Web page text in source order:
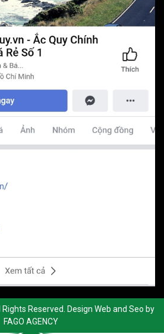
Reserved. Design Web and Seo by
FAGO AGENCY